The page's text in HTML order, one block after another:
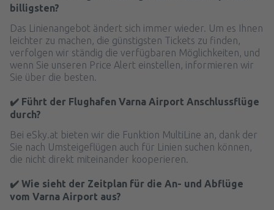
billigsten?
Das Linienangebot ändert sich immer wieder. Um es Ihnen
leichter zu machen, die günstigsten Tickets zu finden,
verfolgen wir ständig die verfügbaren Möglichkeiten, und
wenn Sie unseren Price Alert einstellen, informieren wir
Sie über die besten.
✔️ Führt der Flughafen Varna Airport Anschlussflüge
durch?
Bei eSky.at bieten wir die Funktion MultiLine an, dank der
Sie nach Umsteigeflügen auch für Linien suchen können,
die nicht direkt miteinander kooperieren.
✔️ Wie sieht der Zeitplan für die An- und Abflüge
vom Varna Airport aus?